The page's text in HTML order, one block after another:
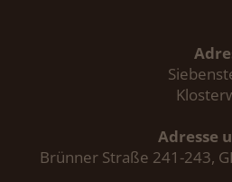
Adresse
Brünner Straße 241-243,